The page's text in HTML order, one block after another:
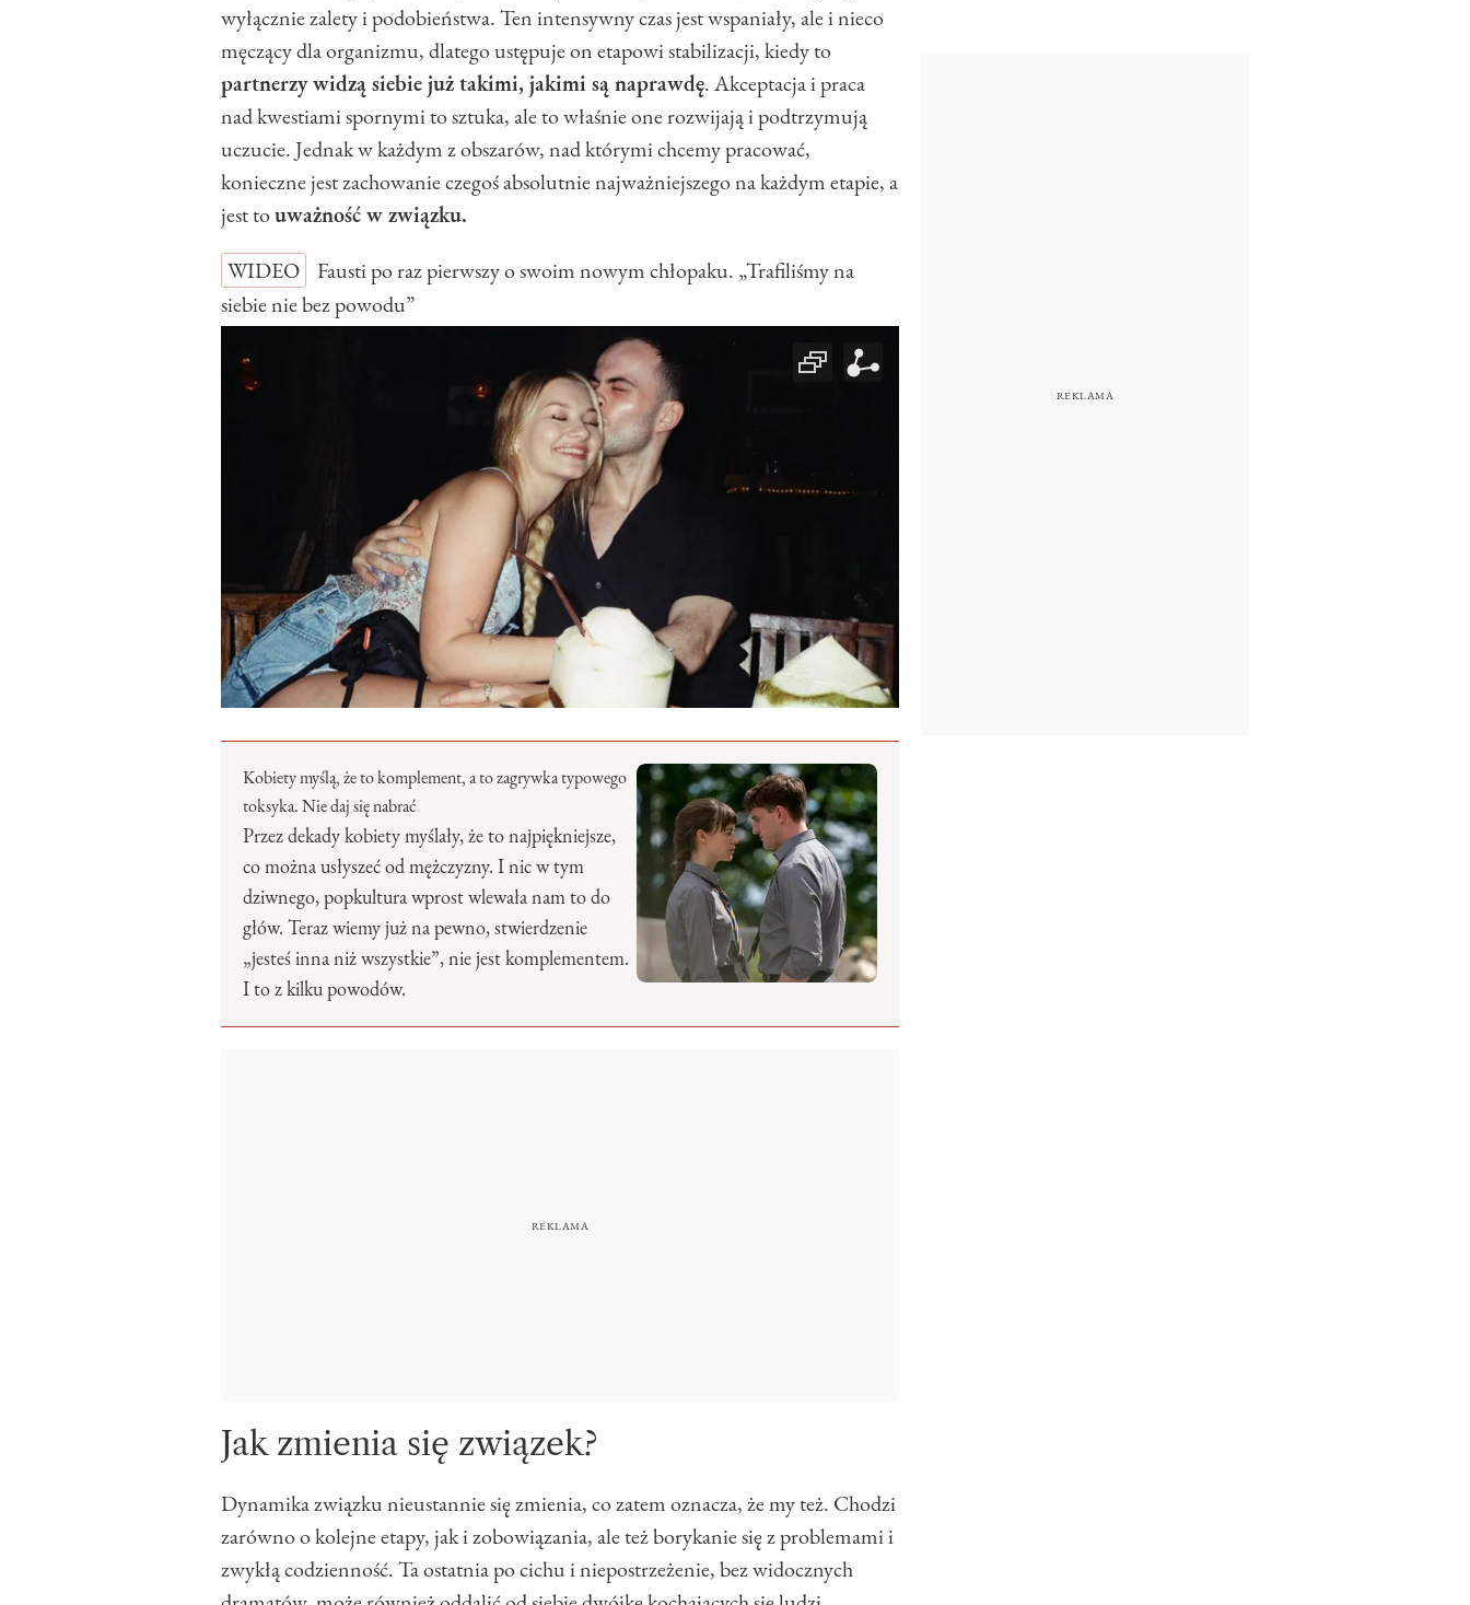
wyłącznie zalety i podobieństwa. Ten intensywny czas jest wspaniały, ale i nieco
męczący dla organizmu, dlatego ustępuje on etapowi stabilizacji, kiedy to
partnerzy widzą siebie już takimi, jakimi są naprawdę. Akceptacja i praca
nad kwestiami spornymi to sztuka, ale to właśnie one rozwijają i podtrzymują
uczucie. Jednak w każdym z obszarów, nad którymi chcemy pracować,
konieczne jest zachowanie czegoś absolutnie najważniejszego na każdym etapie, a
jest touważność w związku.
WIDEO
Fausti po raz pierwszy o swoim nowym chłopaku. „Trafiliśmy na
siebie nie bez powodu”
Kobiety myślą, że to komplement, a to zagrywka typowego
toksyka. Nie daj się nabrać
Przez dekady kobiety myślały, że to najpiękniejsze,
co można usłyszeć od mężczyzny. I nic w tym
dziwnego, popkultura wprost wlewała nam to do
głów. Teraz wiemy już na pewno, stwierdzenie
„jesteś inna niż wszystkie”, nie jest komplementem.
I to z kilku powodów.
Jak zmienia się związek?
Dynamika związku nieustannie się zmienia, co zatem oznacza, że my też. Chodzi
zarówno o kolejne etapy, jak i zobowiązania, ale też borykanie się z problemami i
zwykłą codzienność. Ta ostatnia po cichu i niepostrzeżenie, bez widocznych